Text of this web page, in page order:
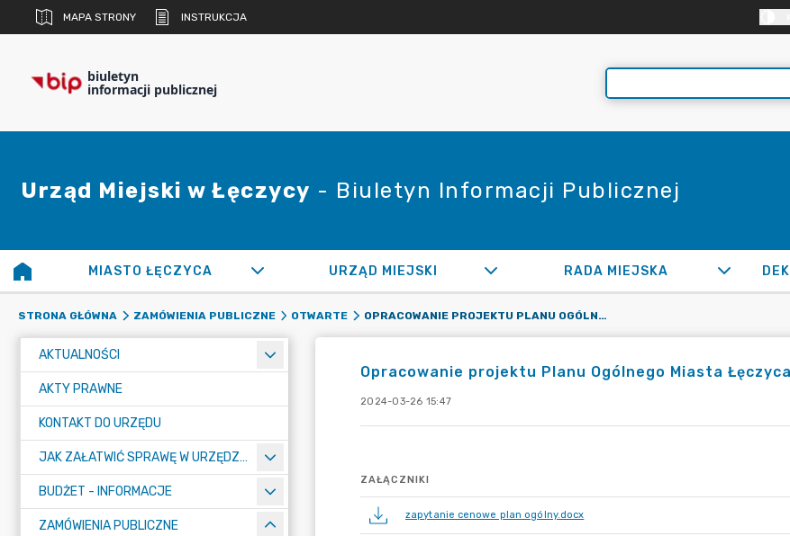
MAPA STRONY INSTRUKCJA
biuletyn
informacji publicznej
Urząd Miejski w Łęczycy - Biuletyn Informacji Publicznej
MIASTO ŁĘCZYCA URZĄD MIEJSKI RADA MIEJSKA
STRONA GŁÓWNA ZAMÓWIENIA PUBLICZNE OTWARTE OPRACOWANIE PROJEKTU PLANU OGÓLNEGO MIASTA ŁĘCZYCA
AKTUALNOŚCI
AKTY PRAWNE
KONTAKT DO URZĘDU
JAK ZAŁATWIĆ SPRAWĘ W URZĘDZIE
BUDŻET - INFORMACJE
ZAMÓWIENIA PUBLICZNE
Opracowanie projektu Planu Ogólnego Miasta Łęczyca
2024-03-26 15:47
ZAŁĄCZNIKI
zapytanie cenowe plan ogólny.docx